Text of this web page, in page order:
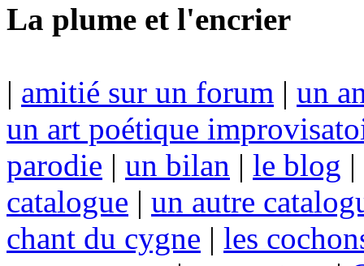
La plume et l'encrier
| amitié sur un forum | un
un art poétique
parodie | un bilan | le blog |
catalogue | un autre
chant du cygne | les